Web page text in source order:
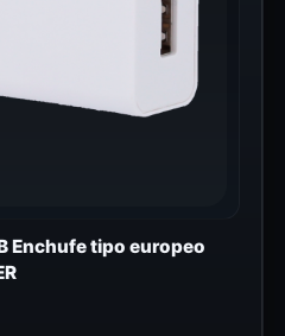
Enchufe tipo europeo